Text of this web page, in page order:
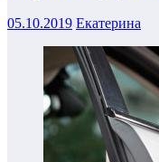
05.10.2019 Екатерина